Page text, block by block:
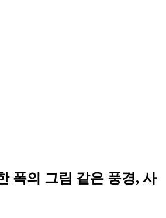
폭의 그림 같은 풍경, 사